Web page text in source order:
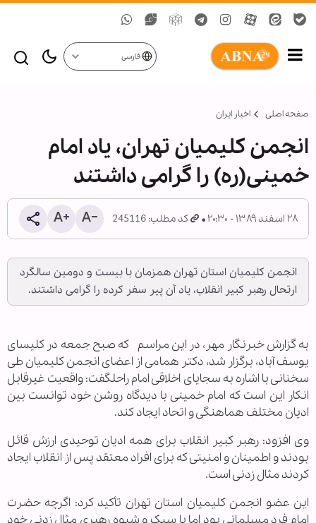
فارسی
صفحه اصلی اخبار ایران
انجمن کلیمیان تهران، یاد امام
خمینی(ره) را گرامی داشتند
۲۸ اسفند ۱۳۸۹ - ۲۰:۳۰ کد مطلب: 245116
انجمن کلیمیان استان تهران همزمان با بیست و دومین سالگرد
ارتحال رهبر کبیر انقلاب، یاد آن پیر سفر کرده را گرامی داشتند.
به گزارش خبرنگار مهر، در این مراسم که صبح جمعه در کلیسای
یوسف آباد، برگزار شد، دکتر همامی از اعضای انجمن کلیمیان طی
سخنانی با اشاره به سجایای اخلاقی امام راحل‏گفت: واقعیت غیرقابل
انکار این است که امام خمینی با دیدگاه روشن خود توانست بین
ادیان مختلف هماهنگی و اتحاد ایجاد کند.
وی افزود: رهبر کبیر انقلاب برای همه ادیان توحیدی ارزش قائل
بودند و اطمینان و امنیتی که برای افراد معتقد پس از انقلاب ایجاد
کردند مثال زدنی است.
این عضو انجمن کلیمیان استان تهران تأکید کرد: اگرچه حضرت